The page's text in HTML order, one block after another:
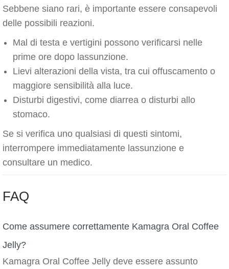
Sebbene siano rari, è importante essere consapevoli
delle possibili reazioni.
Mal di testa e vertigini possono verificarsi nelle
prime ore dopo lassunzione.
Lievi alterazioni della vista, tra cui offuscamento o
maggiore sensibilità alla luce.
Disturbi digestivi, come diarrea o disturbi allo
stomaco.
Se si verifica uno qualsiasi di questi sintomi,
interrompere immediatamente lassunzione e
consultare un medico.
FAQ
Come assumere correttamente Kamagra Oral Coffee
Jelly?
Kamagra Oral Coffee Jelly deve essere assunto